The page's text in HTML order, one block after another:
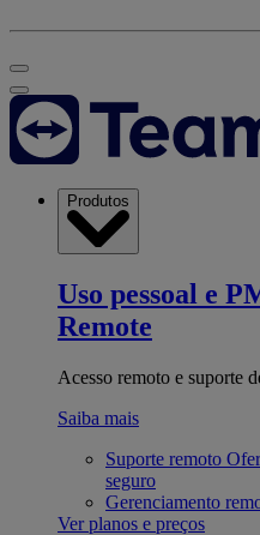
Produtos
Uso pessoal e
Remote
Acesso remoto e suporte
Saiba mais
Suporte remoto
seguro
Gerenciamento
Ver planos e preços